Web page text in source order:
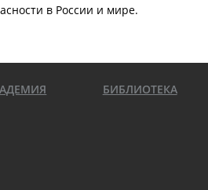
в России и мире.
БИБЛИОТЕКА